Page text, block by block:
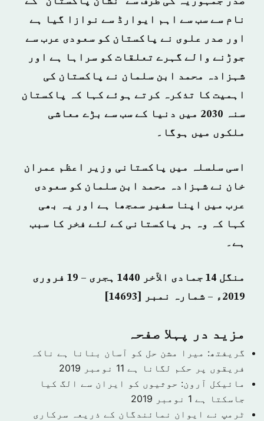
نام سے سب سے اہم ایوارڈ سے نوازا گیا ہے
اور صدر علوی نے پاکستان کو سعودی عرب سے
جوڑنے والے گہرے تعلقات کو سراہا ہے اور
شہزادہ محمد ابن سلمان نے پاکستان کی
اہمیت کا تذکرہ کرتے ہوئے کہا کہ پاکستان
سنہ 2030 میں دنیا کے سب سے بڑے معاشی
ملکوں میں ہوگا۔
اسی سلسلہ میں پاکستانی وزیر اعظم عمران
خان نے شہزادہ محمد ابن سلمان کو سعودی
عرب میں اپنا سفیر سمجھا ہے اور یہ بھی
کہا کہ وہ ہر پاکستانی کے لئے فخر کا سبب
ہے۔
منگل 14 جمادی الآخر 1440 ہجری – 19 فروری
2019ء – شمارہ نمبر [14693]
مزید در پہلا صفحہ
گریفتھ: میرا مشن حل کو آسان بنانا ہے ناکہ
فریقوں پر حکم لگانا ہے 11 نومبر 2019
مائیکل آرون: حوثیوں کو ایران سے الگ کیا
جاسکتا ہے 1 نومبر 2019
ٹرمپ نے ایوان نمائندگان کے ذریعہ سرکاری